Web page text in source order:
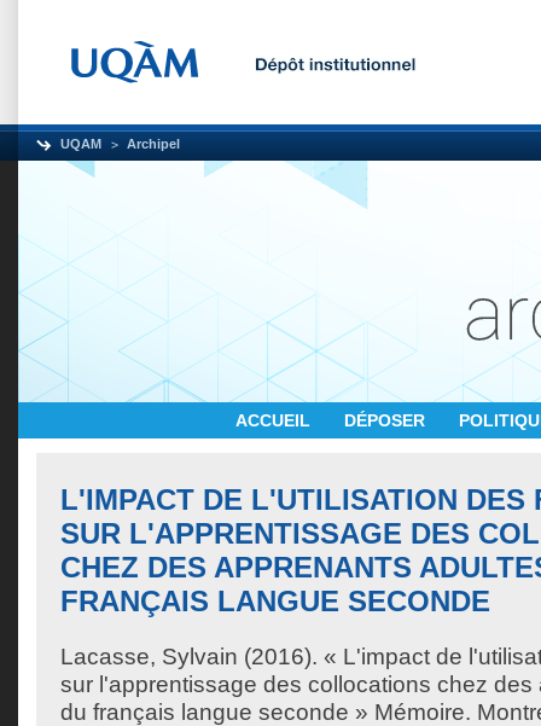
UQAM Archipel
ACCUEIL DÉPOSER
L'IMPACT DE L'UTILISATION DES
SUR L'APPRENTISSAGE DES
CHEZ DES APPRENANTS
FRANÇAIS LANGUE SECONDE
Lacasse, Sylvain (2016). « L'impact de
sur l'apprentissage des collocations chez
du français langue seconde » Mémoire.